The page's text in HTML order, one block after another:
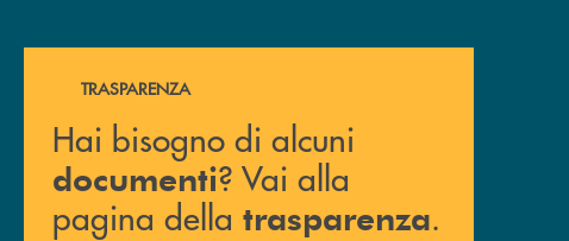
Hai bisogno di alcuni documenti ? Vai alla pagina della
TRASPARENZA
Hai bisogno di alcuni
documenti? Vai alla
pagina della trasparenza.